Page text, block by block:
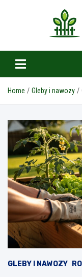
Home Gleby i nawozy
GLEBY I NAWOZY